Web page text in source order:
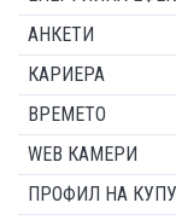
АНКЕТИ
КАРИЕРА
ВРЕМЕТО
WEB КАМЕРИ
ПРОФИЛ НА